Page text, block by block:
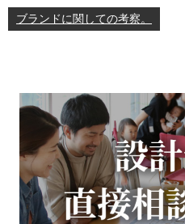
ブランドに関しての考察。